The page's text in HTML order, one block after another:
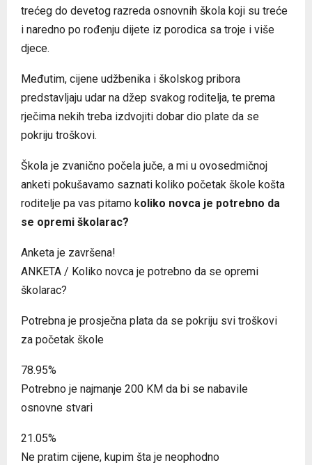
trećeg do devetog razreda osnovnih škola koji su treće
i naredno po rođenju dijete iz porodica sa troje i više
djece.
Međutim, cijene udžbenika i školskog pribora
predstavljaju udar na džep svakog roditelja, te prema
rječima nekih treba izdvojiti dobar dio plate da se
pokriju troškovi.
Škola je zvanično počela juče, a mi u ovosedmičnoj
anketi pokušavamo saznati koliko početak škole košta
roditelje pa vas pitamo koliko novca je potrebno da
se opremi školarac?
Anketa je završena!
ANKETA / Koliko novca je potrebno da se opremi
školarac?
Potrebna je prosječna plata da se pokriju svi troškovi
za početak škole
78.95%
Potrebno je najmanje 200 KM da bi se nabavile
osnovne stvari
21.05%
Ne pratim cijene, kupim šta je neophodno